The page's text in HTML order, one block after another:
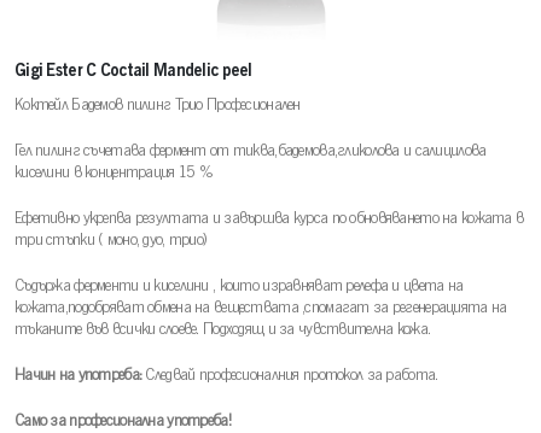
Gigi Ester C Coctail Mandelic peel
Коктейл Бадемов пилинг Трио Професионален
Гел пилинг съчетава фермент от тиква,бадемова,гликолова и салицилова
киселини в концентрация 15 %
Ефетивно укрепва резултата и завършва курса по обновяването на кожата в
три стъпки ( моно, дуо, трио)
Съдържа ферменти и киселини , които изравняват релефа и цвета на
кожата,подобряват обмена на веществата ,спомагат за регенерацията на
тъканите във всички слоеве. Подходящ и за чувствителна кожа.
Начин на употреба:Следвай професионалния протокол за работа.
Само за професионална употреба!